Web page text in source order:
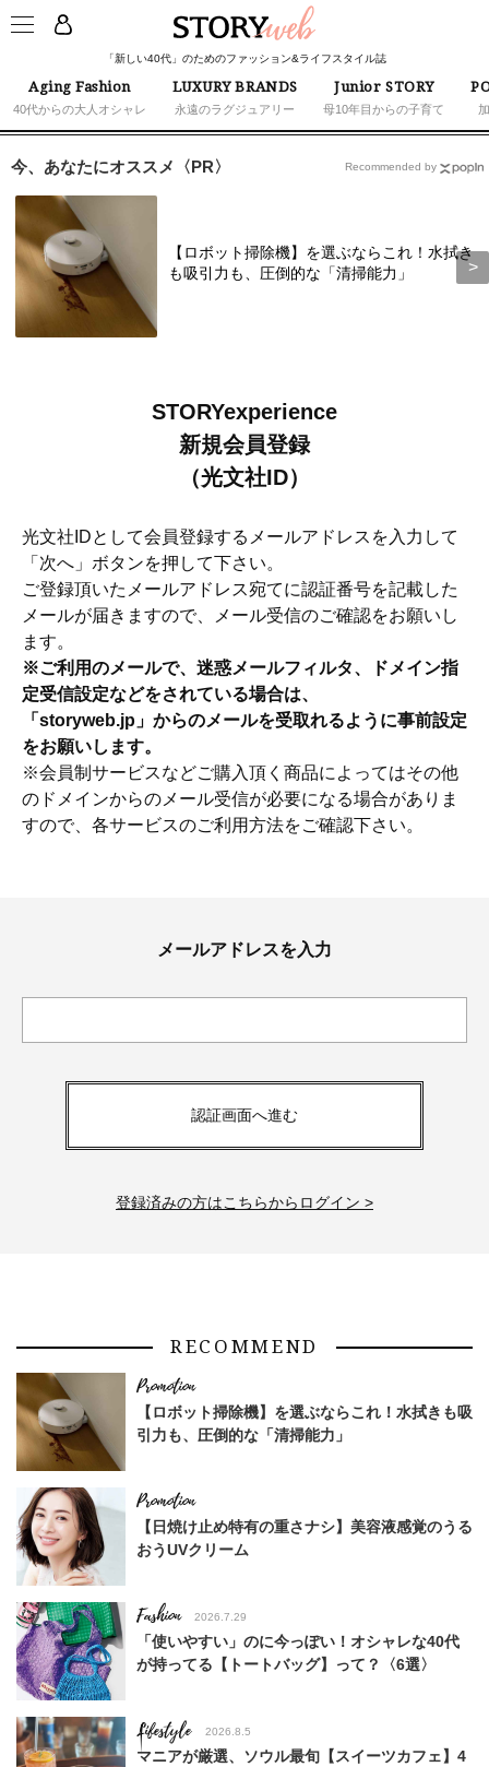
「新しい40代」のためのファッション&ライフスタイル誌
Aging Fashion
40代からの大人オシャレ
LUXURY BRANDS
永遠のラグジュアリー
Junior STORY
母10年目からの子育て
今、あなたにオススメ〈PR〉
【ロボット掃除機】を選ぶならこれ！水拭き
も吸引力も、圧倒的な「清掃能力」
Recommended by
STORYexperience
新規会員登録
（光文社ID）
光文社IDとして会員登録するメールアドレスを入力して
「次へ」ボタンを押して下さい。
ご登録頂いたメールアドレス宛てに認証番号を記載した
メールが届きますので、メール受信のご確認をお願いし
ます。
※ご利用のメールで、迷惑メールフィルタ、ドメイン指
定受信設定などをされている場合は、
「storyweb.jp」からのメールを受取れるように事前設定
をお願いします。
※会員制サービスなどご購入頂く商品によってはその他
のドメインからのメール受信が必要になる場合がありま
すので、各サービスのご利用方法をご確認下さい。
メールアドレスを入力
認証画面へ進む
登録済みの方はこちらからログイン >
RECOMMEND
【ロボット掃除機】を選ぶならこれ！水拭きも吸
引力も、圧倒的な「清掃能力」
【日焼け止め特有の重さナシ】美容液感覚のうる
おうUVクリーム
Fashion 2026.7.29
「使いやすい」のに今っぽい！オシャレな40代
が持ってる【トートバッグ】って？〈6選〉
Lifestyle 2026.8.5
マニアが厳選、ソウル最旬【スイーツカフェ】4